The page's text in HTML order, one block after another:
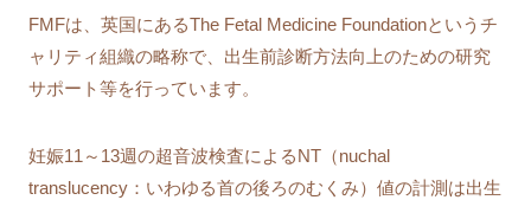
FMFは、英国にあるThe Fetal Medicine Foundationというチ
ャリティ組織の略称で、出生前診断方法向上のための研究
サポート等を行っています。
妊娠11～13週の超音波検査によるNT（nuchal
translucency：いわゆる首の後ろのむくみ）値の計測は出生